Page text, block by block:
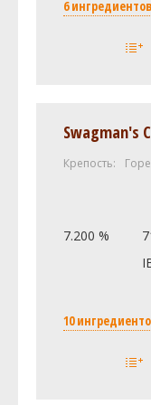
6 ингредиентов
Pale Malt (2
Каскад
Перле (Perle)
Swagman's
Крепость:
7.200 %
10
Castle